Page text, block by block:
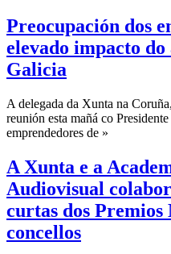
Preocupación dos
elevado impacto
Galicia
A delegada da Xunta na
reunión esta mañá co
emprendedores de »
A Xunta e a
Audiovisual
curtas dos
concellos